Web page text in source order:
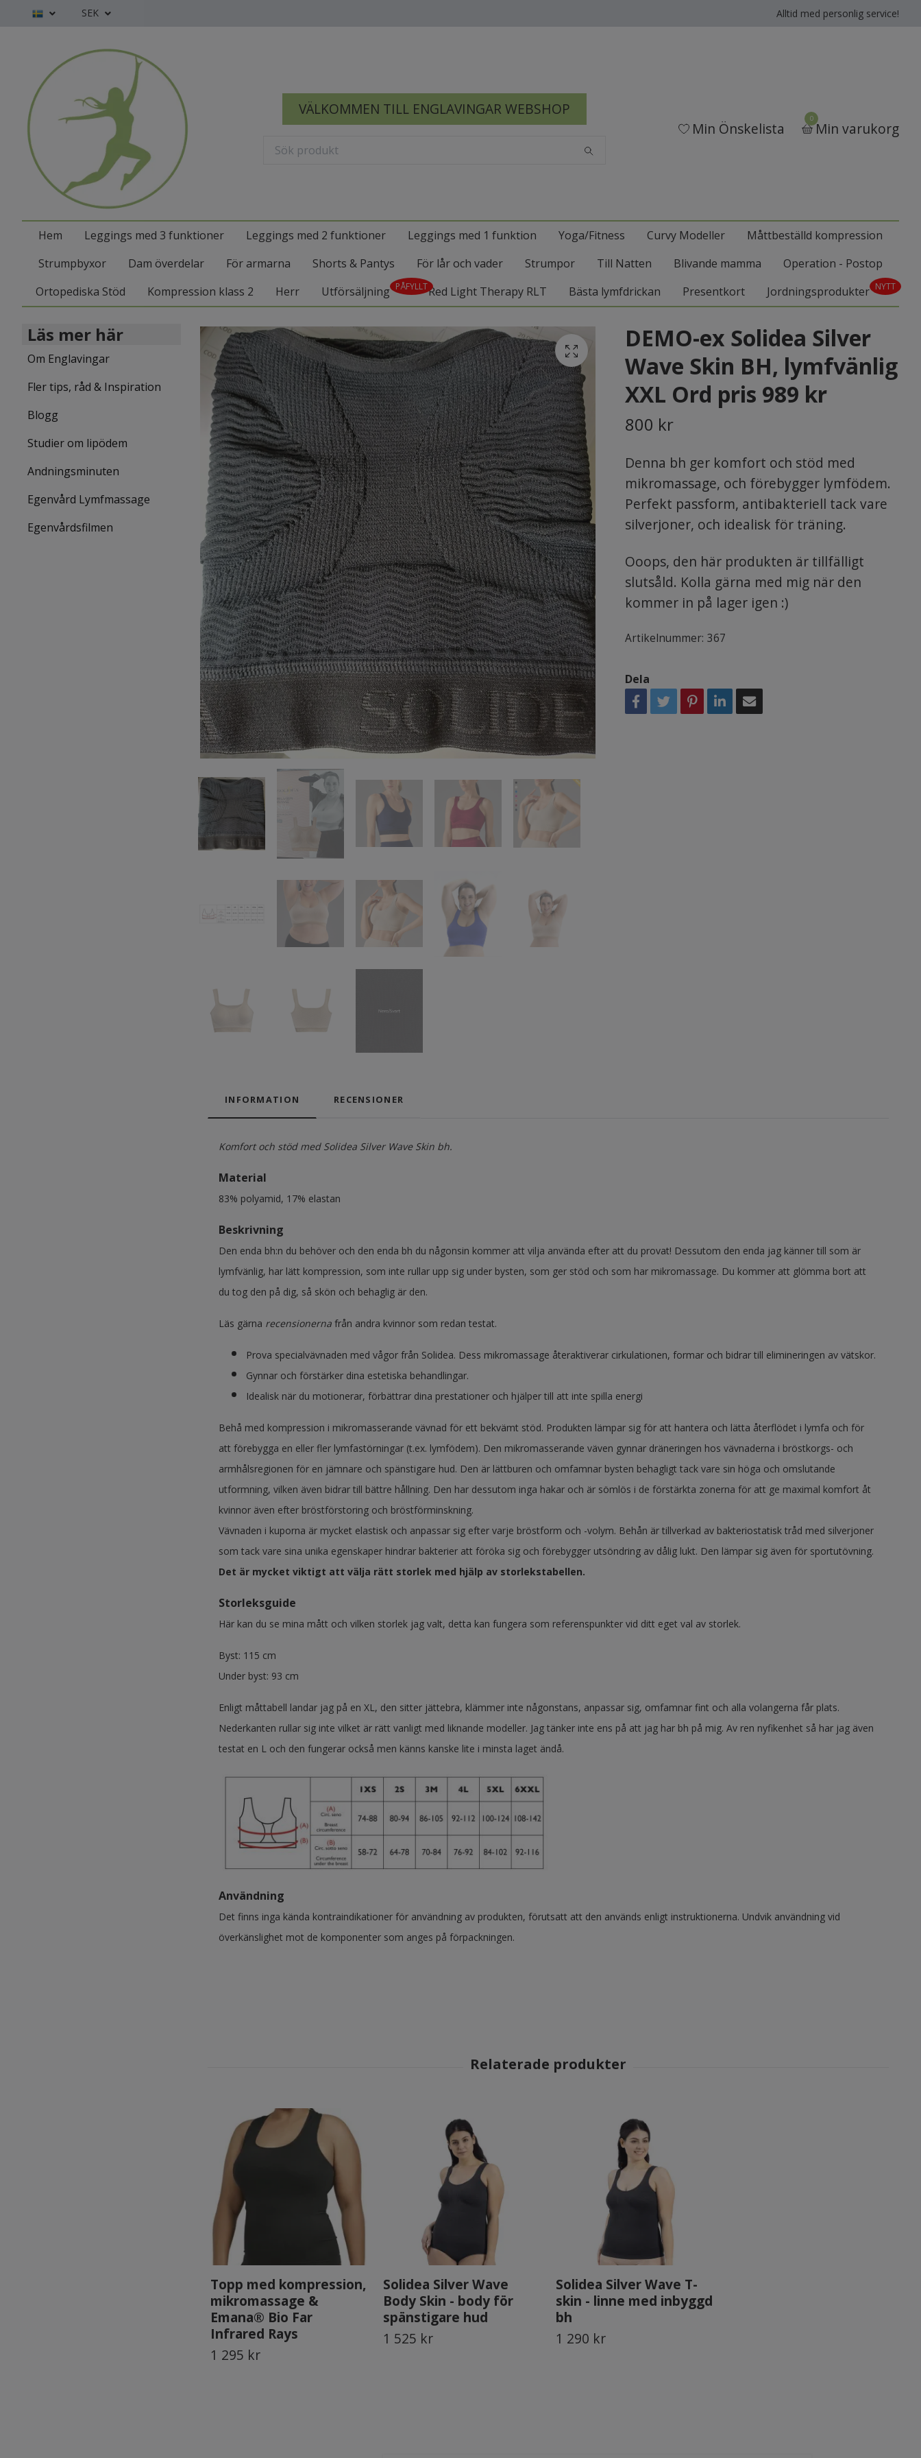
SEK Alltid med personlig service!
VÄLKOMMEN TILL ENGLAVINGAR WEBSHOP
Min Önskelista
0
Min varukorg
Hem Leggings med 3 funktioner Leggings med 2 funktioner Leggings med 1 funktion Yoga/Fitness Curvy Modeller
Måttbeställd kompression
Strumpbyxor
Dam överdelar För armarna Shorts & Pantys För lår och vader Strumpor Till Natten Blivande mamma
Operation - Postop
Ortopediska Stöd
Kompression klass 2 Herr Utförsäljning PÅFYLLTRed Light Therapy RLT Bästa lymfdrickan Presentkort Jordningsprodukter NYTT
Läs mer här
Om Englavingar
Fler tips, råd & Inspiration
Blogg
Studier om lipödem
Andningsminuten
Egenvård Lymfmassage
Egenvårdsfilmen
DEMO-ex Solidea Silver
Wave Skin BH, lymfvänlig
XXL Ord pris 989 kr
800 kr
Denna bh ger komfort och stöd med
mikromassage, och förebygger lymfödem.
Perfekt passform, antibakteriell tack vare
silverjoner, och idealisk för träning.
Ooops, den här produkten är tillfälligt
slutsåld. Kolla gärna med mig när den
kommer in på lager igen :)
Artikelnummer: 367
Dela
INFORMATION RECENSIONER
Komfort och stöd med Solidea Silver Wave Skin bh.
Material
83% polyamid, 17% elastan
Beskrivning
Den enda bh:n du behöver och den enda bh du någonsin kommer att vilja använda efter att du provat! Dessutom den enda jag känner till som är
lymfvänlig, har lätt kompression, som inte rullar upp sig under bysten, som ger stöd och som har mikromassage. Du kommer att glömma bort att
du tog den på dig, så skön och behaglig är den.
Läs gärna recensionerna från andra kvinnor som redan testat.
Prova specialvävnaden med vågor från Solidea. Dess mikromassage återaktiverar cirkulationen, formar och bidrar till elimineringen av vätskor.
Gynnar och förstärker dina estetiska behandlingar.
Idealisk när du motionerar, förbättrar dina prestationer och hjälper till att inte spilla energi
Behå med kompression i mikromasserande vävnad för ett bekvämt stöd. Produkten lämpar sig för att hantera och lätta återflödet i lymfa och för
att förebygga en eller fler lymfastörningar (t.ex. lymfödem). Den mikromasserande väven gynnar dräneringen hos vävnaderna i bröstkorgs- och
armhålsregionen för en jämnare och spänstigare hud. Den är lättburen och omfamnar bysten behagligt tack vare sin höga och omslutande
utformning, vilken även bidrar till bättre hållning. Den har dessutom inga hakar och är sömlös i de förstärkta zonerna för att ge maximal komfort åt
kvinnor även efter bröstförstoring och bröstförminskning.
Vävnaden i kuporna är mycket elastisk och anpassar sig efter varje bröstform och -volym. Behån är tillverkad av bakteriostatisk tråd med silverjoner
som tack vare sina unika egenskaper hindrar bakterier att föröka sig och förebygger utsöndring av dålig lukt. Den lämpar sig även för sportutövning.
Det är mycket viktigt att välja rätt storlek med hjälp av storlekstabellen.
Storleksguide
Här kan du se mina mått och vilken storlek jag valt, detta kan fungera som referenspunkter vid ditt eget val av storlek.
Byst: 115 cm
Under byst: 93 cm
Enligt måttabell landar jag på en XL, den sitter jättebra, klämmer inte någonstans, anpassar sig, omfamnar fint och alla volangerna får plats.
Nederkanten rullar sig inte vilket är rätt vanligt med liknande modeller. Jag tänker inte ens på att jag har bh på mig. Av ren nyfikenhet så har jag även
testat en L och den fungerar också men känns kanske lite i minsta laget ändå.
Användning
Det finns inga kända kontraindikationer för användning av produkten, förutsatt att den används enligt instruktionerna. Undvik användning vid
överkänslighet mot de komponenter som anges på förpackningen.
Topp med kompression,
mikromassage &
Emana® Bio Far
Infrared Rays
1 295 kr
Solidea Silver Wave
Body Skin - body för
spänstigare hud
1 525 kr
Solidea Silver Wave T-
skin - linne med inbyggd
bh
1 290 kr